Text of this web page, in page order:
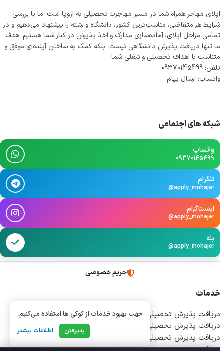
اپلای مهاجر همراه شما در مسیر مهاجرت تحصیلی به اروپا است. ما با بررسی
شرایط هر متقاضی، مناسب‌ترین کشور، دانشگاه و رشته را پیشنهاد می‌دهیم و در
تمامی مراحل اپلای، آماده‌سازی مدارک و اخذ پذیرش در کنار شما هستیم. هدف
ما تنها دریافت پذیرش دانشگاهی نیست، بلکه کمک به ساختن آینده‌ای موفق و
متناسب با اهداف تحصیلی و شغلی شما
تلفن: 09370145499
واتساپ: ارسال پیام
شبکه های اجتماعی
واتساپ
09370145499
تلگرام
@apply_mohajer
اینستاگرام
@apply_mohajer
بله
@apply_mohajer
حریم خصوصی
خدمات
دریافت پذیرش تحصیلی از آلمان
دریافت پذیرش تحصیلی از اتریش
دریافت پذیرش تحصیلی از ایتالیا
جهت بهبود خدمات از کوکی ها استفاده می‌کنیم.
پذیرفتن اطلاعات بیشتر